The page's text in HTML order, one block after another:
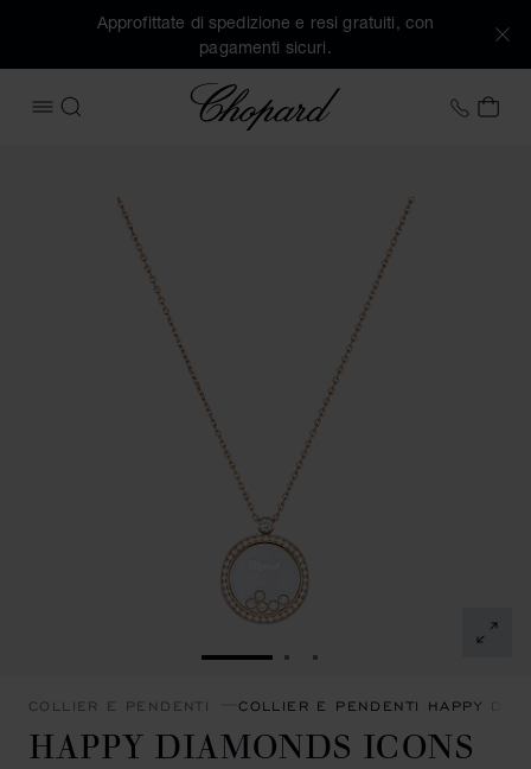
Approfittate di spedizione e resi gratuiti, con
pagamenti sicuri.
APRIRE IL MENU
CERCA
Chopard +41
IL
VAI ALLA SLIDE 1
VAI ALLA SLIDE 2
VAI ALLA SLIDE 3
COLLIER E PENDENTI COLLIER E PENDENTI HAPPY
HAPPY DIAMONDS ICONS